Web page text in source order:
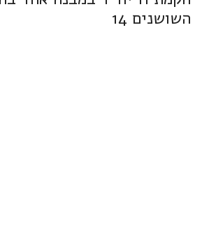
השושנים 14